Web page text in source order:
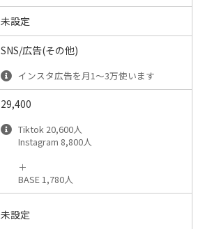
未設定
SNS/広告(その他)
インスタ広告を月1〜3万使います
29,400
Tiktok 20,600人
Instagram 8,800人
＋
BASE 1,780人
未設定